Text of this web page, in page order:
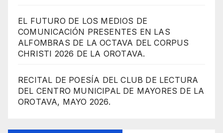
EL FUTURO DE LOS MEDIOS DE
COMUNICACIÓN PRESENTES EN LAS
ALFOMBRAS DE LA OCTAVA DEL CORPUS
CHRISTI 2026 DE LA OROTAVA.
RECITAL DE POESÍA DEL CLUB DE LECTURA
DEL CENTRO MUNICIPAL DE MAYORES DE LA
OROTAVA, MAYO 2026.